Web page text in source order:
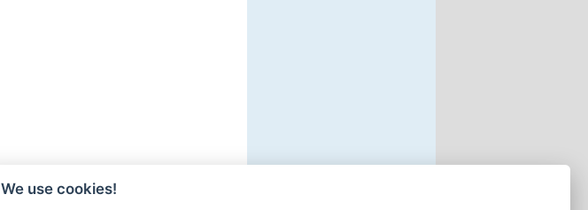
We use cookies!